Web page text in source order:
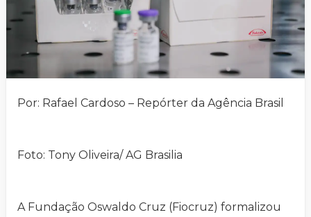
Por: Rafael Cardoso – Repórter da Agência Brasil
Foto: Tony Oliveira/ AG Brasilia
A Fundação Oswaldo Cruz (Fiocruz) formalizou